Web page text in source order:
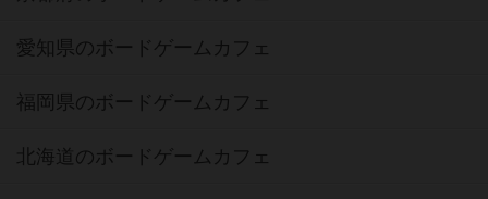
愛知県のボードゲームカフェ
福岡県のボードゲームカフェ
北海道のボードゲームカフェ